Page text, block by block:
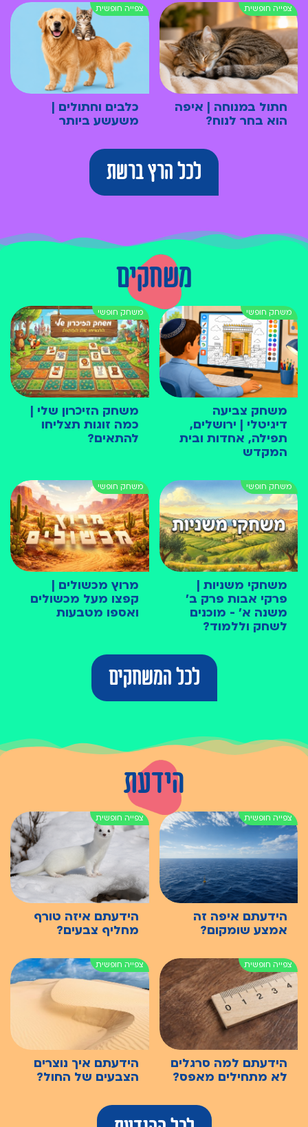
חתול במנוחה | איפה
הוא בחר לנוח?
כלבים וחתולים |
משעשע ביותר
לכל הרץ ברשת
משחקים
משחק צביעה
דיגיטלי | ירושלים,
תפילה, אחדות ובית
המקדש
משחק הזיכרון שלי |
כמה זוגות תצליחו
להתאים?
משחקי משניות |
פרקי אבות פרק ב׳
משנה א׳ - מוכנים
לשחק וללמוד?
מרוץ מכשולים |
קפצו מעל מכשולים
ואספו מטבעות
לכל המשחקים
הידעת
הידעתם איפה זה
אמצע שומקום?
הידעתם איזה טורף
מחליף צבעים?
הידעתם למה סרגלים
לא מתחילים מאפס?
הידעתם איך נוצרים
הצבעים של החול?